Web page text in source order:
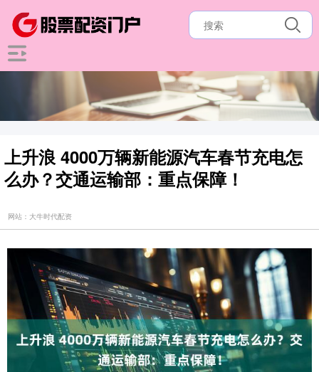
上升浪 4000万辆新能源汽车春节充电怎
么办？交通运输部：重点保障！
网站：大牛时代配资